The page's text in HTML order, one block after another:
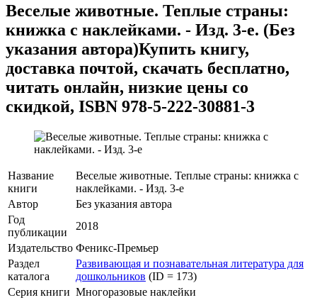
Веселые животные. Теплые страны:
книжка с наклейками. - Изд. 3-е. (Без
указания автора)Купить книгу,
доставка почтой, скачать бесплатно,
читать онлайн, низкие цены со
скидкой, ISBN 978-5-222-30881-3
Название
книги
Веселые животные. Теплые страны: книжка с
наклейками. - Изд. 3-е
Автор
Без указания автора
Год
публикации
2018
Издательство Феникс-Премьер
Раздел
каталога
Развивающая и познавательная литература для
дошкольников (ID = 173)
Серия книги Многоразовые наклейки